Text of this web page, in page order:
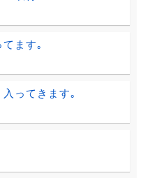
ます｡
ってきます｡